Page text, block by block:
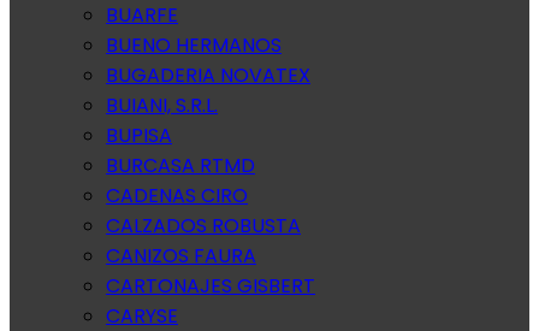
BUARFE
BUENO HERMANOS
BUGADERIA NOVATEX
BUIANI, S.R.L.
BUPISA
BURCASA RTMD
CADENAS CIRO
CALZADOS ROBUSTA
CANIZOS FAURA
CARTONAJES GISBERT
CARYSE